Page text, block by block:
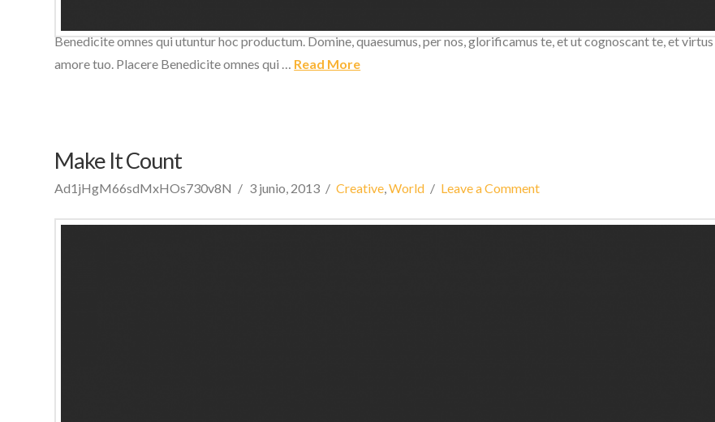
Benedicite omnes qui utuntur hoc productum. Domine, quaesumus, per nos, glorificamus te, et ut cognoscant te, et virtus
amore tuo. Placere Benedicite omnes qui … Read More
Make It Count
Ad1jHgM66sdMxHOs730v8N 3 junio, 2013 Creative, World Leave a Comment